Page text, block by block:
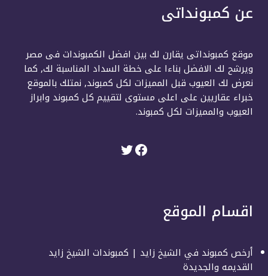
عن كمبونداتى
موقع كمبونداتى يقارن لك بين افضل الكمبوندات فى مصر
ويرشح لك الافضل بناءا على خطة السداد المناسبة لك, كما
نعرض لك العيوب قبل المميزات لكل كمبوند, نمتلك بالموقع
خبراء عقاريين على اعلى مستوى لتقييم كل كمبوند وابراز
العيوب والمميزات لكل كمبوند.
اقسام الموقع
أرخص كمبوند في الشيخ زايد | كمبوندات الشيخ زايد
القديمه والجديدة